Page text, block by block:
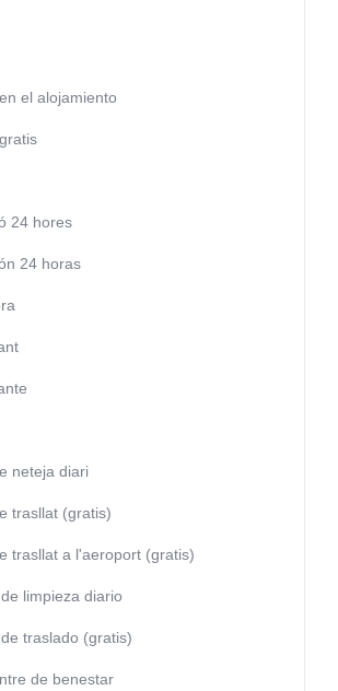
el alojamiento
24 hores
24 horas
neteja diari
trasllat (gratis)
trasllat a l'aeroport (gratis)
limpieza diario
traslado (gratis)
de benestar